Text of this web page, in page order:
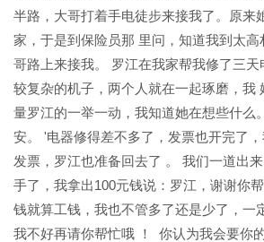
半路，大哥打着手电徒步来接我了。原来
家，于是到保险员那 里问，知道我到太
哥路上来接我。 罗江在我家帮我修了三
较复杂的机子，两个人就在一起琢磨，我
量罗江的一举一动，我知道她在想些什么
安。 '电器修得差不多了，发票也开完了
发票，罗江也准备回去了 。 我们一道出
手了，我拿出100元钱说：罗江，谢谢你
钱就算工钱，我也不管多了还是少了，一
我不好再请你帮忙哦 ！ 你认为我会要你